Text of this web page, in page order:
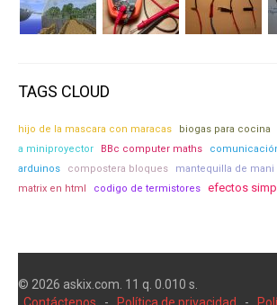
TAGS CLOUD
hijo de la mascara con maracas biogas para cocina
a miniproyector
BBc computer maths
arduinos
compostera bloques mantequilla de mani
matrix en html
codigo de termistores efectos
© 2026 askix.com. 11 q. 0.010 s.